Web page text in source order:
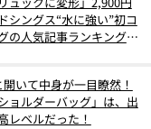
シングス“水に強い”初コ
の人気記事ランキングベ
いて中身が一目瞭然！
ョルダーバッグ」は、出
レベルだった！